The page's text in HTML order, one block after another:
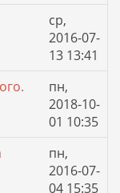
ср,
2016-07-
13 13:41
пн,
2018-10-
01 10:35
пн,
2016-07-
04 15:35